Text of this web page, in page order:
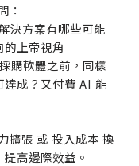
：
決方案有哪些可能
上帝視角
購軟體之前，同樣
成？又付費 AI 能
擴張 或 投入成本 換
高邊際效益。